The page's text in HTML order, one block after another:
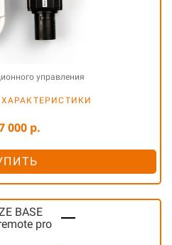
управления
000 р.
BASE
pro